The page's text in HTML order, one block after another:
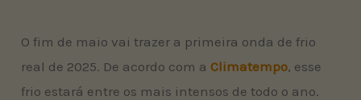
O fim de maio vai trazer a primeira onda de frio
real de 2025. De acordo com a Climatempo, esse
frio estará entre os mais intensos de todo o ano.